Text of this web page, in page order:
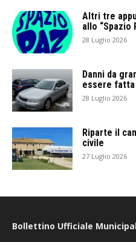
Altri tre
allo “Spazio
28 Luglio 2026
Danni da
essere fatta
28 Luglio 2026
Riparte il
civile
27 Luglio 2026
Bollettino Ufficiale